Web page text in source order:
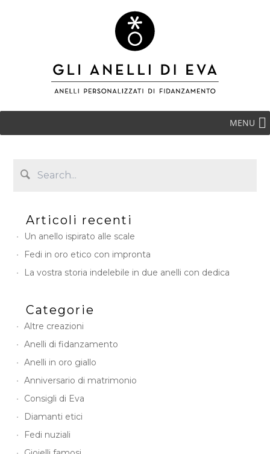
MENU
Articoli recenti
Un anello ispirato alle scale
Fedi in oro etico con impronta
La vostra storia indelebile in due anelli con dedica
Categorie
Altre creazioni
Anelli di fidanzamento
Anelli in oro giallo
Anniversario di matrimonio
Consigli di Eva
Diamanti etici
Fedi nuziali